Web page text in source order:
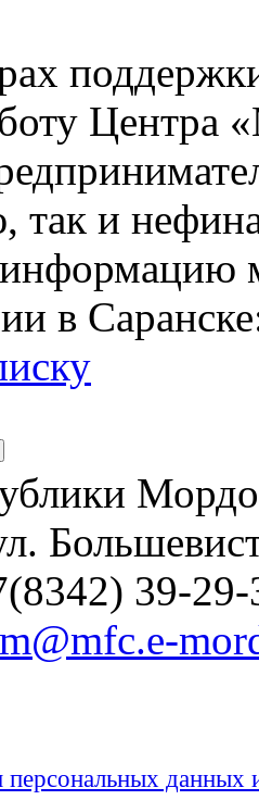
Центра
так и
в
39-29-
персональных